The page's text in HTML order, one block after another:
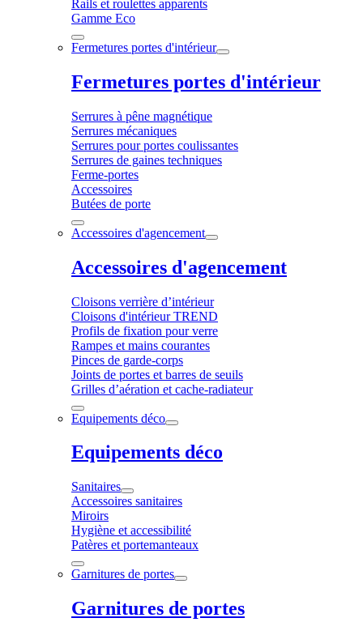
Rails et roulettes apparents
Gamme Eco
Fermetures portes d'intérieur
Fermetures portes d'intérieur
Serrures à pêne magnétique
Serrures mécaniques
Serrures pour portes coulissantes
Serrures de gaines techniques
Ferme-portes
Accessoires
Butées de porte
Accessoires d'agencement
Accessoires d'agencement
Cloisons verrière d’intérieur
Cloisons d'intérieur TREND
Profils de fixation pour verre
Rampes et mains courantes
Pinces de garde-corps
Joints de portes et barres de seuils
Grilles d’aération et cache-radiateur
Equipements déco
Equipements déco
Sanitaires
Accessoires sanitaires
Miroirs
Hygiène et accessibilité
Patères et portemanteaux
Garnitures de portes
Garnitures de portes